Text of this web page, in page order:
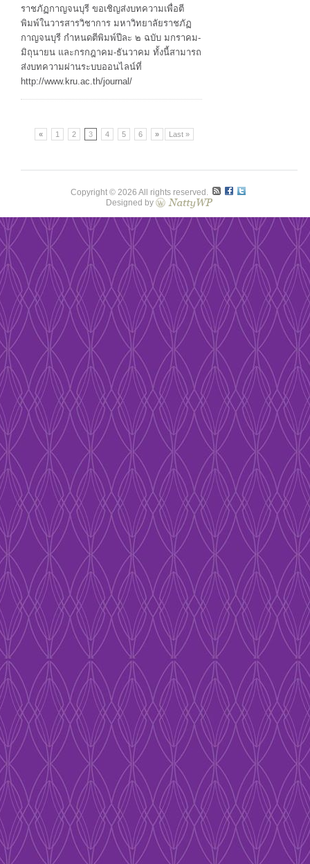
บทความ
ราชภัฏ
ราชภัฏกาญจนบุรี ขอเชิญส่งบทความเพื่อตี
พิมพ์ในวารสารวิชาการ มหาวิทยาลัยราชภัฏ
กาญจนบุรี กำหนดตีพิมพ์ปีละ ๒ ฉบับ มกราคม-
มิถุนายน และกรกฎาคม-ธันวาคม ทั้งนี้สามารถ
ส่งบทความผ่านระบบออนไลน์ที่
http://www.kru.ac.th/journal/
« 1 2 3 4 5 6 » Last »
Copyright © 2026 All rights reserved.
Designed by